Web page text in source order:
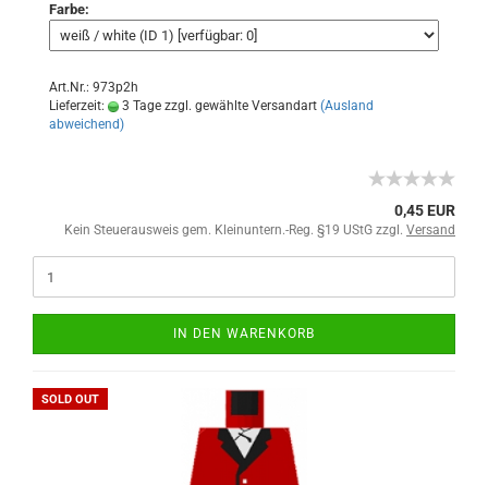
Farbe:
Art.Nr.: 973p2h
Lieferzeit:
3 Tage zzgl. gewählte Versandart (Ausland
abweichend)
0,45 EUR
Kein Steuerausweis gem. Kleinuntern.-Reg. §19 UStG zzgl. Versand
IN DEN WARENKORB
SOLD OUT